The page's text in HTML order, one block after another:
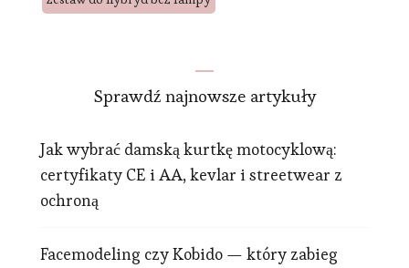
Sprawdź najnowsze artykuły
Jak wybrać damską kurtkę motocyklową:
certyfikaty CE i AA, kevlar i streetwear z
ochroną
Facemodeling czy Kobido — który zabieg